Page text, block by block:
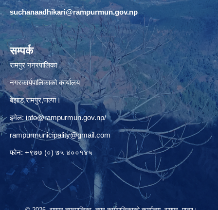
suchanaadhikari@rampurmun.gov.np
सम्पर्क
रामपुर नगरपालिका
नगरकार्यपालिकाको कार्यालय
बेझाड,रामपुर,पाल्पा।
इमेल: info@rampurmun.gov.np/
rampurmunicipality@gmail.com
फोन: +९७७ (०) ७५ ४००१४५